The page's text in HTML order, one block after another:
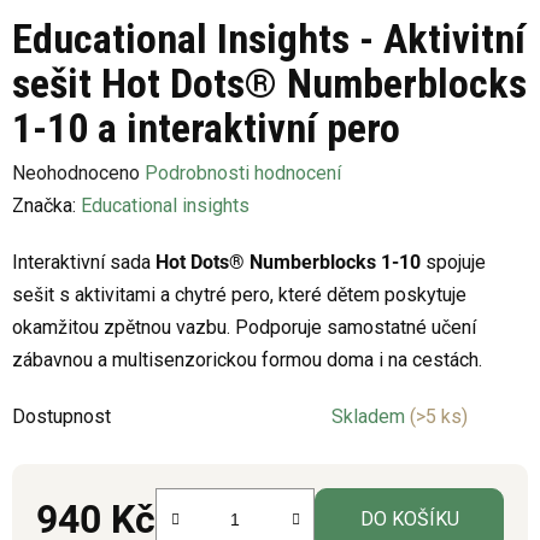
Educational Insights - Aktivitní
sešit Hot Dots® Numberblocks
1-10 a interaktivní pero
Průměrné
hodnocení
je
0,0
z
5
Neohodnoceno Podrobnosti hodnocení
Značka: Educational insights
Interaktivní sada Hot Dots® Numberblocks 1-10 spojuje
sešit s aktivitami a chytré pero, které dětem poskytuje
okamžitou zpětnou vazbu. Podporuje samostatné učení
zábavnou a multisenzorickou formou doma i na cestách.
Dostupnost Skladem (>5 ks)
940 Kč DO KOŠÍKU